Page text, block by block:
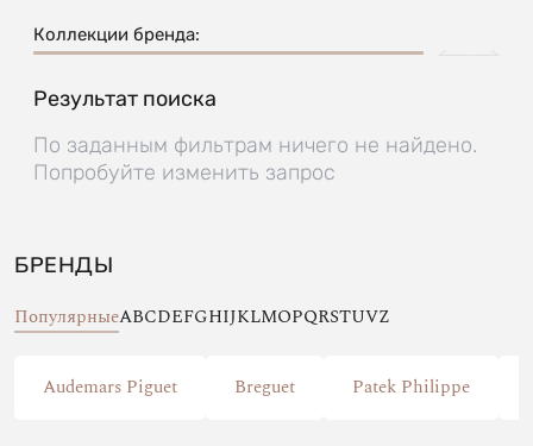
Коллекции бренда:
Результат поиска
По заданным фильтрам ничего не найдено.
Попробуйте изменить запрос
БРЕНДЫ
ПопулярныеABCDEFGHIJKLMOPQRSTUVZ
Audemars Piguet Breguet Patek Philippe